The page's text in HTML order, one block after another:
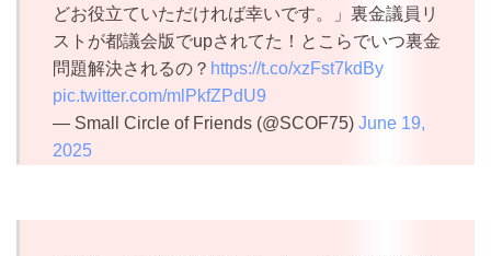
どお役立ていただければ幸いです。」裏金議員リ
ストが都議会版でupされてた！とこらでいつ裏金
問題解決されるの？ https://t.co/xzFst7kdBy
pic.twitter.com/mlPkfZPdU9
— Small Circle of Friends (@SCOF75) June 19,
2025